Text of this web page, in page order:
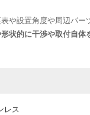
や設置角度や周辺パー
状的に干渉や取付自体
レス